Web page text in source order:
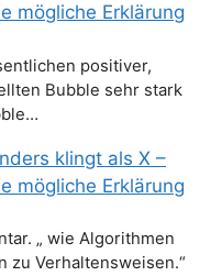
mögliche Erklärung
positiver,
Bubble sehr stark
klingt als X –
mögliche Erklärung
„ wie Algorithmen
zu Verhaltensweisen.“